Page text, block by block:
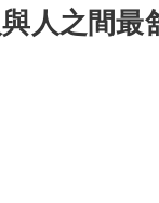
人之間最